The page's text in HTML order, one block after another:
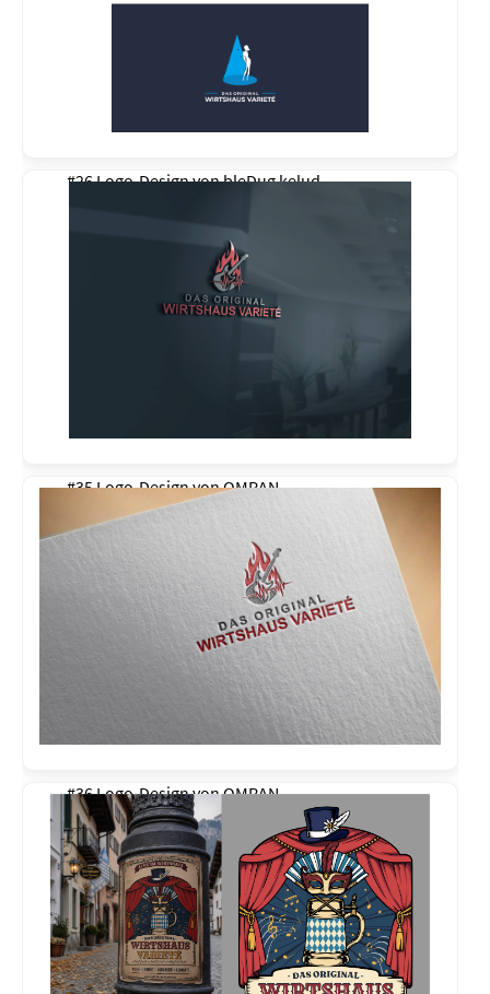
#26 Logo-Design vonbleDug kelud
#35 Logo-Design vonOMRAN
#36 Logo-Design vonOMRAN